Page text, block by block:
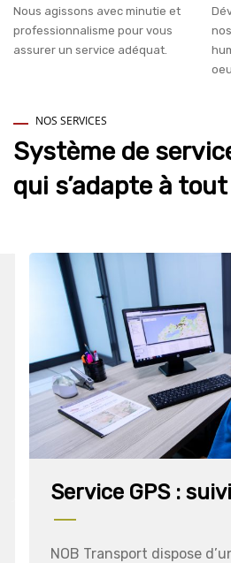
Nous agissons avec minutie et
professionnalisme pour vous
assurer un service adéquat.
NOS SERVICES
Système de
qui s’adapte à
Service GPS :
NOB Transport dispose